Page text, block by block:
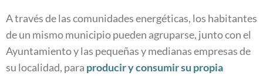
A través de las comunidades energéticas, los habitantes
de un mismo municipio pueden agruparse, junto con el
Ayuntamiento y las pequeñas y medianas empresas de
su localidad, para producir y consumir su propia